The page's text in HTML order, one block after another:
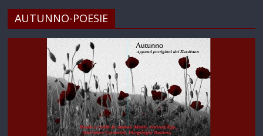
AUTUNNO-POESIE